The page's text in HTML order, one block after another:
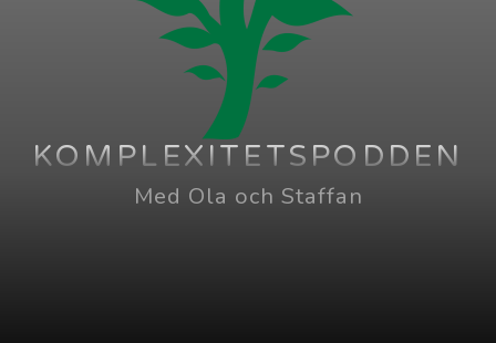
KOMPLEXITETSPODDEN
Med Ola och Staffan